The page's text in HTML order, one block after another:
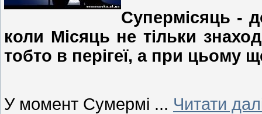
Супермісяць -
коли Місяць не тільки
тобто в перігеї, а при цьому
У момент Сумермі ... Читати